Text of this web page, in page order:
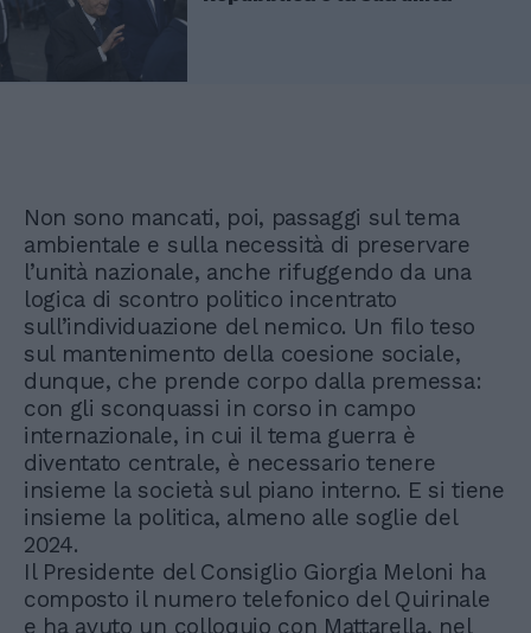
Non sono mancati, poi, passaggi sul tema
ambientale e sulla necessità di preservare
l’unità nazionale, anche rifuggendo da una
logica di scontro politico incentrato
sull’individuazione del nemico. Un filo teso
sul mantenimento della coesione sociale,
dunque, che prende corpo dalla premessa:
con gli sconquassi in corso in campo
internazionale, in cui il tema guerra è
diventato centrale, è necessario tenere
insieme la società sul piano interno. E si tiene
insieme la politica, almeno alle soglie del
2024.
Il Presidente del Consiglio Giorgia Meloni ha
composto il numero telefonico del Quirinale
e ha avuto un colloquio con Mattarella, nel